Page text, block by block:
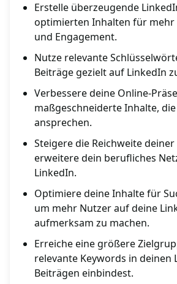
Erstelle überzeugende
optimierten Inhalten für mehr
und Engagement.
Nutze relevante
Beiträge gezielt auf LinkedIn
Verbessere deine Online-
maßgeschneiderte Inhalte,
ansprechen.
Steigere die Reichweite
erweitere dein berufliches
LinkedIn.
Optimiere deine Inhalte für
um mehr Nutzer auf deine
aufmerksam zu machen.
Erreiche eine größere
relevante Keywords in deinen
Beiträgen einbindest.